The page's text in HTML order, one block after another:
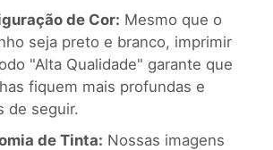
de Cor: Mesmo que o
seja preto e branco, imprimir
"Alta Qualidade" garante que
fiquem mais profundas e
de seguir.
de Tinta: Nossas imagens